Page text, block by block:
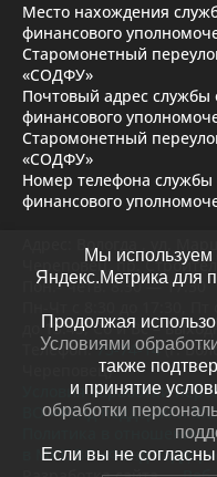
Место нахождения
финансового
Старомонетный
«СОДФУ»
Почтовый адрес службы
финансового
Старомонетный
«СОДФУ»
Номер телефона службы
финансового
Адрес: Вологда , ул.
Череповец, пр.
Пон.- четв. 8.30 —
Пн-Чт с 8:30 до 17:30,
до 13:45, Сб и Вс –
Телефон:73-74-14(г.
Череповец)
Условия обработки
ВО «Фонд поддержки
Политика в отношении
в МКК ВО «Фонд
Мы
Яндекс.Метрика для
Продолжая
Условиями
также
и принятие
обработки
Если вы не